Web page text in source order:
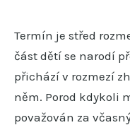
Termín je střed
část dětí se narodí
přichází v rozmezí
něm. Porod kdykoli
považován za